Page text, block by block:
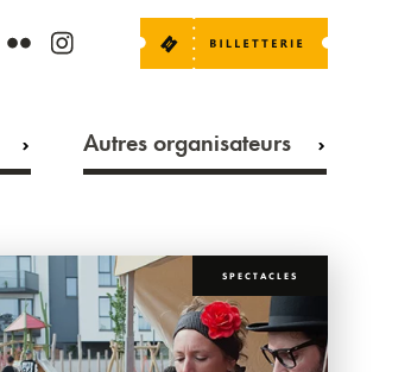
Autres organisateurs
SPECTACLES